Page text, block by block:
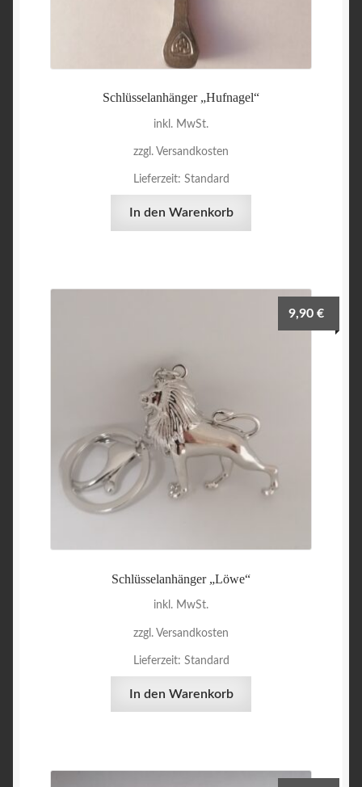
Schlüsselanhänger „Hufnagel“
inkl. MwSt.
zzgl. Versandkosten
Lieferzeit: Standard
In den Warenkorb
Schlüsselanhänger „Löwe“
9,90€
inkl. MwSt.
zzgl. Versandkosten
Lieferzeit: Standard
In den Warenkorb